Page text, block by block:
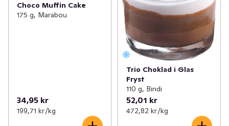
Choco Muffin Cake
175 g, Marabou
34,95 kr
199,71 kr /kg
Trio Choklad i Glas
Fryst
110 g, Bindi
52,01 kr
472,82 kr /kg